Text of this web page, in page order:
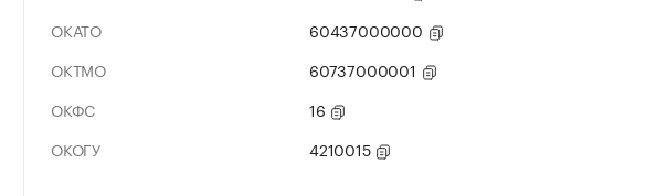
ОКАТО
60437000000
ОКТМО
60737000001
ОКФС
16
ОКОГУ
4210015